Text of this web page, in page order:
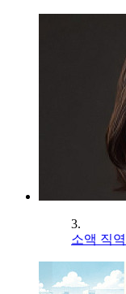
3.
소액 직